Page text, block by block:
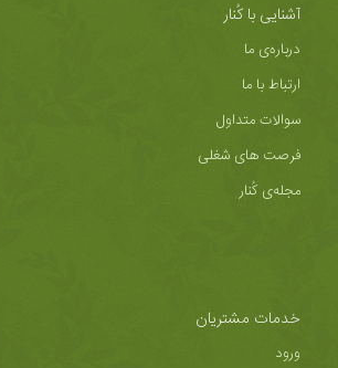
آشنایی با کُنار
درباره‌ی ما
ارتباط با ما
سوالات متداول
فرصت های شغلی
مجله‌ی کُنار
خدمات مشتریان
ورود